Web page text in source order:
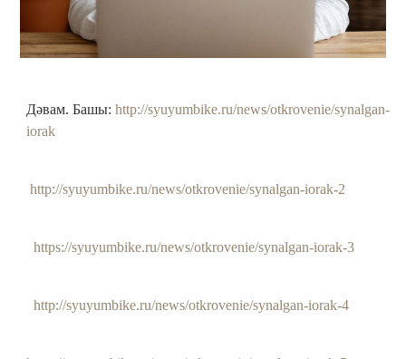
Дәвам. Башы: http://syuyumbike.ru/news/otkrovenie/synalgan-
iorak
http://syuyumbike.ru/news/otkrovenie/synalgan-iorak-2
https://syuyumbike.ru/news/otkrovenie/synalgan-iorak-3
http://syuyumbike.ru/news/otkrovenie/synalgan-iorak-4